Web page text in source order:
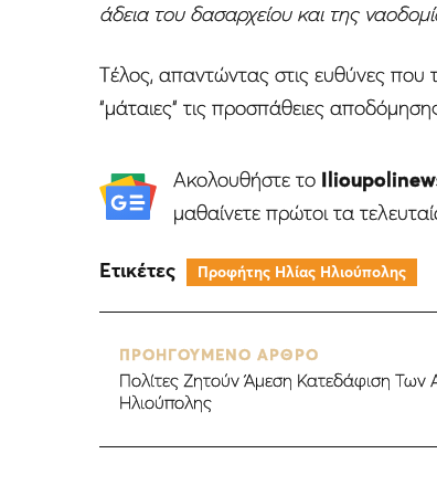
άδεια του δασαρχείου και της
Tέλος, απαντώντας στις ευθύνες που
“μάταιες” τις προσπάθειες
Ακολουθήστε το
μαθαίνετε πρώτοι τα
Ετικέτες Προφήτης Ηλίας Ηλιούπολης
ΠΡΟΗΓΟΥΜΕΝΟ ΑΡΘΡΟ
Πολίτες Ζητούν Άμεση Κατεδάφιση Των
Ηλιούπολης